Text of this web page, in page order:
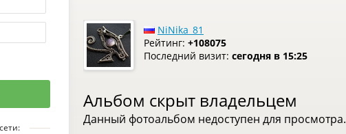
NiNika_81
Рейтинг: +108075
Последний визит: сегодня в 15:25
Альбом скрыт владельцем
Данный фотоальбом недоступен для просмотра.